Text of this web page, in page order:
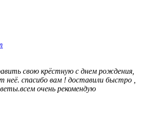
свою крёстную с днем рождения,
неё. спасибо вам ! доставили быстро ,
очень рекомендую